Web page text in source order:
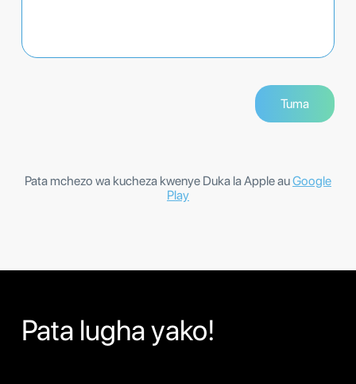
Pata mchezo wa kucheza kwenye Duka la Apple auGoogle
Play
Pata lugha yako!